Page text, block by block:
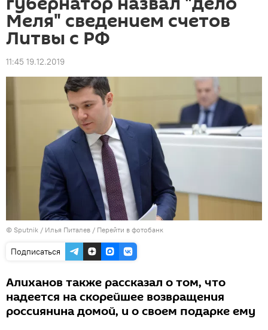
Меля" сведением счетов
Литвы с РФ
11:45 19.12.2019
© Sputnik / Илья Питалев / Перейти в фотобанк
Подписаться
Алиханов также рассказал о том, что
надеется на скорейшее возвращения
россиянина домой, и о своем подарке ему